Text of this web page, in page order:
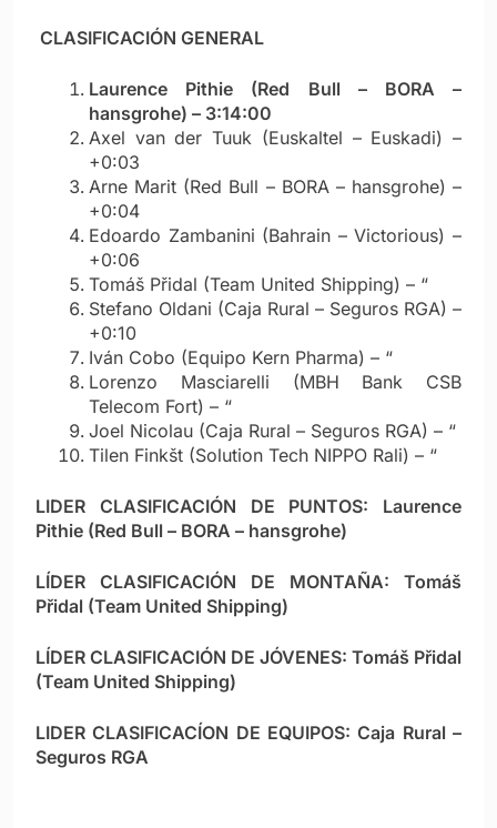
CLASIFICACIÓN GENERAL
Laurence Pithie (Red Bull – BORA –
hansgrohe) – 3:14:00
Axel van der Tuuk (Euskaltel – Euskadi) –
+0:03
Arne Marit (Red Bull – BORA – hansgrohe) –
+0:04
Edoardo Zambanini (Bahrain – Victorious) –
+0:06
Tomáš Přidal (Team United Shipping) – “
Stefano Oldani (Caja Rural – Seguros RGA) –
+0:10
Iván Cobo (Equipo Kern Pharma) – “
Lorenzo Masciarelli (MBH Bank CSB
Telecom Fort) – “
Joel Nicolau (Caja Rural – Seguros RGA) – “
Tilen Finkšt (Solution Tech NIPPO Rali) – “
LIDER CLASIFICACIÓN DE PUNTOS: Laurence
Pithie (Red Bull – BORA – hansgrohe)
LÍDER CLASIFICACIÓN DE MONTAÑA: Tomáš
Přidal (Team United Shipping)
LÍDER CLASIFICACIÓN DE JÓVENES: Tomáš Přidal
(Team United Shipping)
LIDER CLASIFICACÍON DE EQUIPOS: Caja Rural –
Seguros RGA